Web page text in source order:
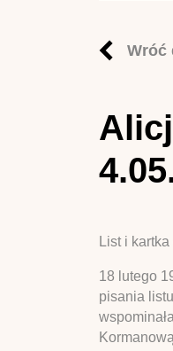
Wróć
List i
18 lutego
pisania